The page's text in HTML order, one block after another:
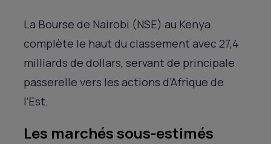
La Bourse de Nairobi (NSE) au Kenya
complète le haut du classement avec 27,4
milliards de dollars, servant de principale
passerelle vers les actions d’Afrique de
l’Est.
Les marchés sous-estimés